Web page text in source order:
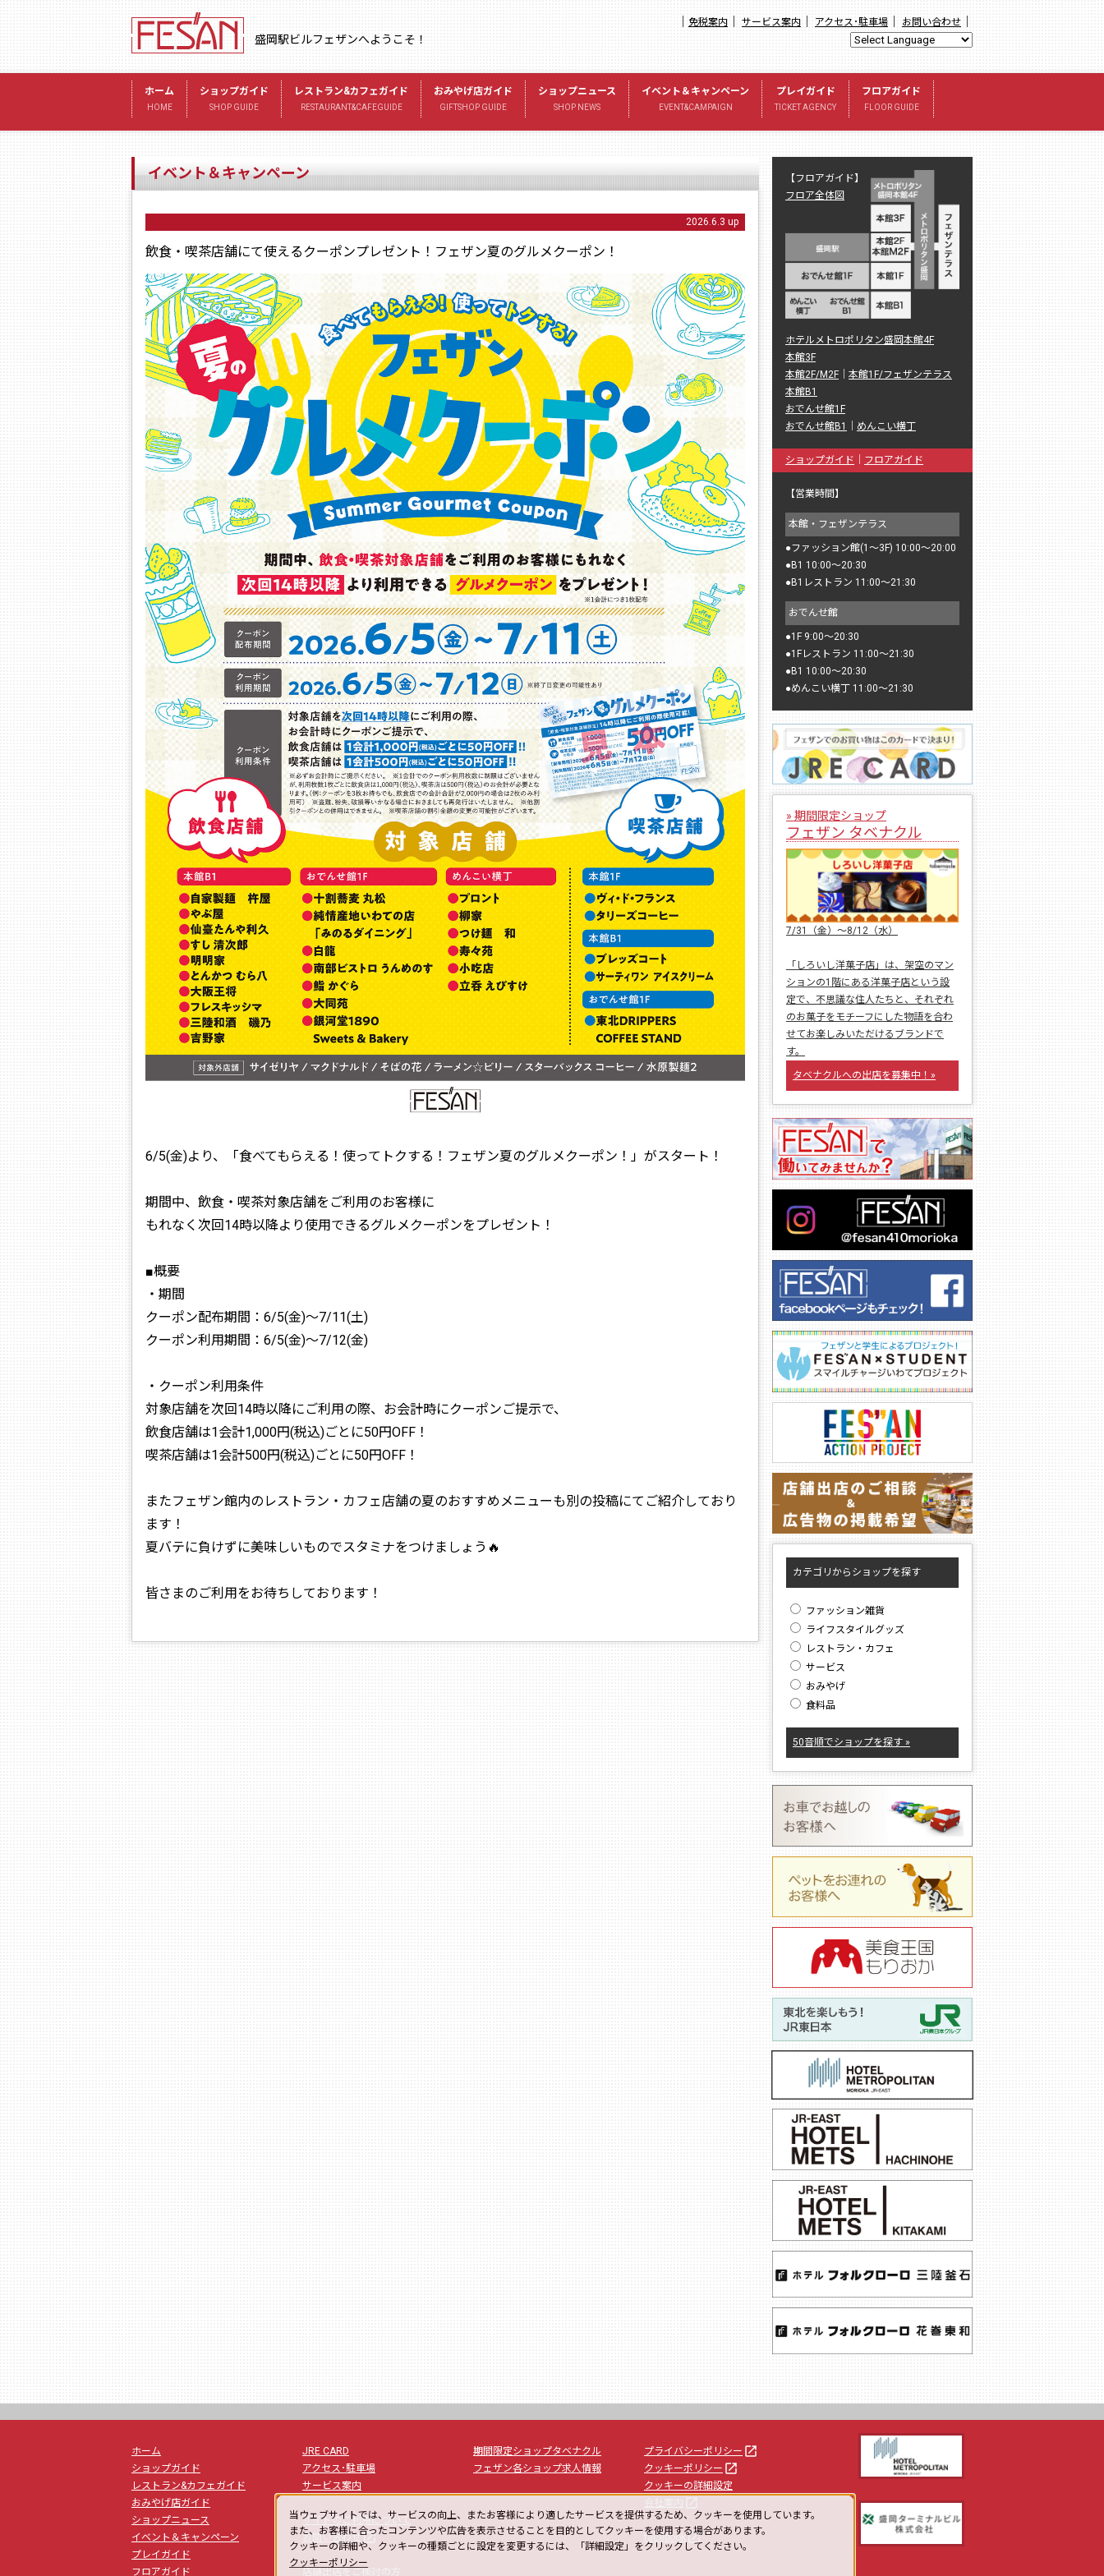
盛岡駅ビルフェザンへようこそ！
免税案内｜ サービス案内｜ アクセス･駐車場｜ お問い合わせ｜
ホーム
HOME
ショップガイド
SHOP GUIDE
レストラン&カフェガイド
RESTAURANT&CAFEGUIDE
おみやげ店ガイド
GIFTSHOP GUIDE
ショップニュース
SHOP NEWS
イベント＆キャンペーン
EVENT&CAMPAIGN
プレイガイド
TICKET AGENCY
フロアガイド
FLOOR GUIDE
イベント＆キャンペーン
2026.6.3 up
飲食・喫茶店舗にて使えるクーポンプレゼント！フェザン夏のグルメクーポン！
6/5(金)より、「食べてもらえる！使ってトクする！フェザン夏のグルメクーポン！」がスタート！
期間中、飲食・喫茶対象店舗をご利用のお客様に
もれなく次回14時以降より使用できるグルメクーポンをプレゼント！
■概要
・期間
クーポン配布期間：6/5(金)～7/11(土)
クーポン利用期間：6/5(金)～7/12(金)
・クーポン利用条件
対象店舗を次回14時以降にご利用の際、お会計時にクーポンご提示で、
飲食店舗は1会計1,000円(税込)ごとに50円OFF！
喫茶店舗は1会計500円(税込)ごとに50円OFF！
またフェザン館内のレストラン・カフェ店舗の夏のおすすめメニューも別の投稿にてご紹介しており
ます！
夏バテに負けずに美味しいものでスタミナをつけましょう🔥
皆さまのご利用をお待ちしております！
ホテルメトロポリタン盛岡本館4F
本館3F
本館2F/M2F
本館1F/フェザンテラス
本館B1
おでんせ館1F
おでんせ館B1
めんこい横丁
【フロアガイド】
フロア全体図
ショップガイド フロアガイド
【営業時間】
本館・フェザンテラス
●ファッション館(1〜3F) 10:00〜20:00
●B1 10:00〜20:30
●B1レストラン 11:00〜21:30
おでんせ館
●1F 9:00〜20:30
●1Fレストラン 11:00〜21:30
●B1 10:00〜20:30
●めんこい横丁 11:00〜21:30
» 期間限定ショップ
フェザン タベナクル
7/31（金）〜8/12（水）
「しろいし洋菓子店」は、架空のマン
ションの1階にある洋菓子店という設
定で、不思議な住人たちと、それぞれ
のお菓子をモチーフにした物語を合わ
せてお楽しみいただけるブランドで
す。
タベナクルへの出店を募集中！»
カテゴリからショップを探す
ファッション雑貨
ライフスタイルグッズ
レストラン・カフェ
サービス
おみやげ
食料品
50音順でショップを探す »
ホーム
ショップガイド
レストラン&カフェガイド
おみやげ店ガイド
ショップニュース
イベント＆キャンペーン
プレイガイド
フロアガイド
JRE CARD
アクセス･駐車場
サービス案内
サイトのご利用について
お問い合わせlaunch
店舗出店をご検討の方
期間限定ショップタベナクル
フェザン各ショップ求人情報
プライバシーポリシー launch
クッキーポリシー launch
クッキーの詳細設定
facebook launch
当ウェブサイトでは、サービスの向上、またお客様により適したサービスを提供するため、クッキーを使用しています。
また、お客様に合ったコンテンツや広告を表示させることを目的としてクッキーを使用する場合があります。
クッキーの詳細や、クッキーの種類ごとに設定を変更するには、「詳細設定」をクリックしてください。
クッキーポリシー